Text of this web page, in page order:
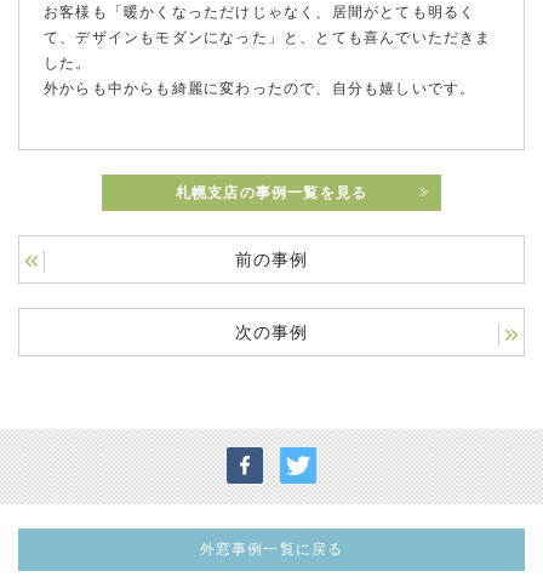
お客様も「暖かくなっただけじゃなく、居間がとても明るく
て、デザインもモダンになった」と、とても喜んでいただきま
した。
外からも中からも綺麗に変わったので、自分も嬉しいです。
札幌支店の事例一覧を見る
前の事例
次の事例
外窓事例一覧に戻る